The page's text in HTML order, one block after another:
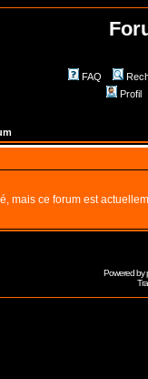
FAQ
Profil
mais ce forum est
Powered by